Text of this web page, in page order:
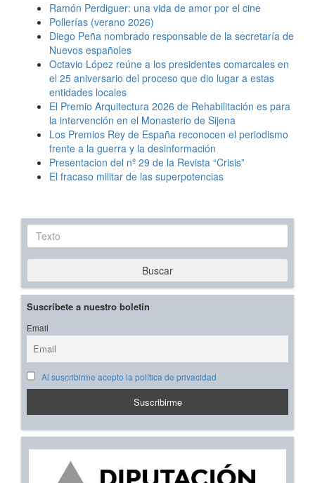
Ramón Perdiguer: una vida de amor por el cine
Pollerías (verano 2026)
Diego Peña nombrado responsable de la secretaría de
Nuevos españoles
Octavio López reúne a los presidentes comarcales en
el 25 aniversario del proceso que dio lugar a estas
entidades locales
El Premio Arquitectura 2026 de Rehabilitación es para
la intervención en el Monasterio de Sijena
Los Premios Rey de España reconocen el periodismo
frente a la guerra y la desinformación
Presentacion del nº 29 de la Revista “Crisis”
El fracaso militar de las superpotencias
Texto
Buscar
Suscríbete a nuestro boletín
Email
Al suscribirme acepto la política de privacidad